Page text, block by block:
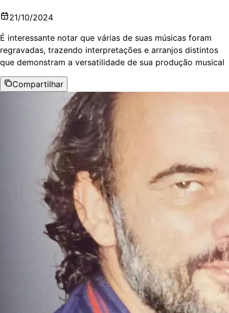
21/10/2024
É interessante notar que várias de suas músicas foram
regravadas, trazendo interpretações e arranjos distintos
que demonstram a versatilidade de sua produção musical
Compartilhar